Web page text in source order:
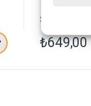
SKU:
₺649,00